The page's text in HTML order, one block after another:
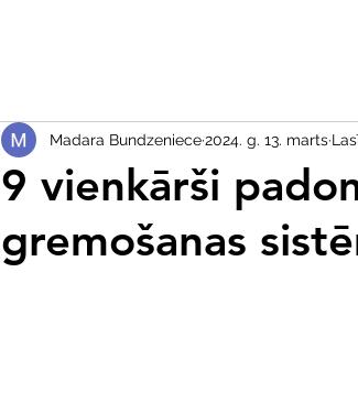
9 vienkārši
gremošanas
Madara Bundzeniece2024. g. 13. marts